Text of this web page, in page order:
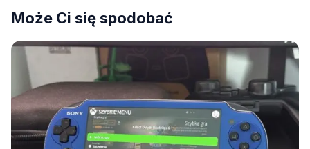
Może Ci się spodobać